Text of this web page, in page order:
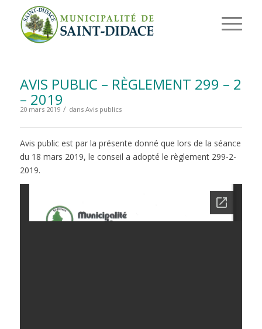
AVIS PUBLIC – RÈGLEMENT 299 – 2
– 2019
20 mars 2019 / dans Avis publics
Avis public est par la présente donné que lors de la séance
du 18 mars 2019, le conseil a adopté le règlement 299-2-
2019.